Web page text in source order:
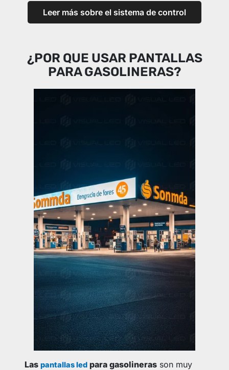
Leer más sobre el sistema de control
¿POR QUE USAR PANTALLAS
PARA GASOLINERAS?
Las pantallas led para gasolineras son muy